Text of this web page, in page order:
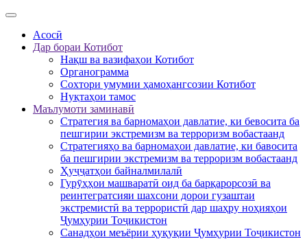
Асосӣ
Дар бораи Котибот
Нақш ва вазифаҳои Котибот
Органограмма
Сохтори умумии ҳамоҳангсозии Котибот
Нуқтаҳои тамос
Маълумоти заминавӣ
Стратегия ва барномаҳои давлатие, ки бевосита ба
пешгирии экстремизм ва терроризм вобастаанд
Стратегияҳо ва барномаҳои давлатие, ки бавосита
ба пешгирии экстремизм ва терроризм вобастаанд
Ҳуҷҷатҳои байналмилалӣ
Гурӯҳҳои машваратӣ оид ба барқарорсозӣ ва
реинтегратсияи шахсони дорои гузаштаи
экстремистӣ ва террористӣ дар шаҳру ноҳияҳои
Ҷумҳурии Тоҷикистон
Санадҳои меъёрии ҳуқуқии Ҷумҳурии Тоҷикистон